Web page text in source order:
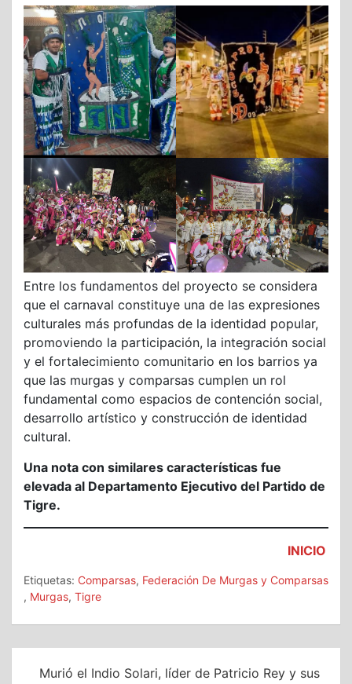
Entre los fundamentos del proyecto se considera
que el carnaval constituye una de las expresiones
culturales más profundas de la identidad popular,
promoviendo la participación, la integración social
y el fortalecimiento comunitario en los barrios ya
que las murgas y comparsas cumplen un rol
fundamental como espacios de contención social,
desarrollo artístico y construcción de identidad
cultural.
Una nota con similares características fue
elevada al Departamento Ejecutivo del Partido de
Tigre.
INICIO
Etiquetas: Comparsas, Federación De Murgas y Comparsas
, Murgas, Tigre
Navegación
Murió el Indio Solari, líder de Patricio Rey y sus